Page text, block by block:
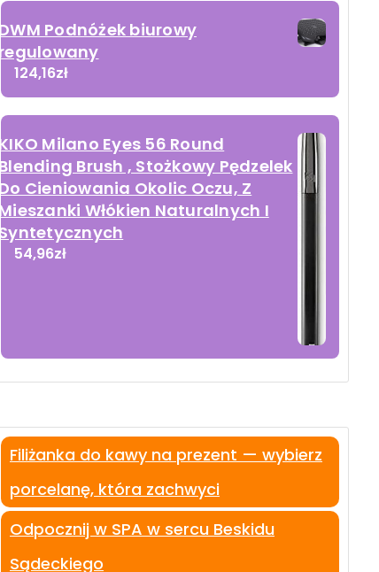
DWM Podnóżek biurowy
regulowany
124,16zł
KIKO Milano Eyes 56 Round
Blending Brush , Stożkowy Pędzelek
Do Cieniowania Okolic Oczu, Z
Mieszanki Włókien Naturalnych I
Syntetycznych
54,96zł
Filiżanka do kawy na prezent — wybierz
porcelanę, która zachwyci
Odpocznij w SPA w sercu Beskidu
Sądeckiego